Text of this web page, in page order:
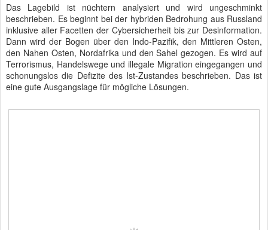
Das Lagebild ist nüchtern analysiert und wird ungeschminkt
beschrieben. Es beginnt bei der hybriden Bedrohung aus Russland
inklusive aller Facetten der Cybersicherheit bis zur Desinformation.
Dann wird der Bogen über den Indo-Pazifik, den Mittleren Osten,
den Nahen Osten, Nordafrika und den Sahel gezogen. Es wird auf
Terrorismus, Handelswege und illegale Migration eingegangen und
schonungslos die Defizite des Ist-Zustandes beschrieben. Das ist
eine gute Ausgangslage für mögliche Lösungen.